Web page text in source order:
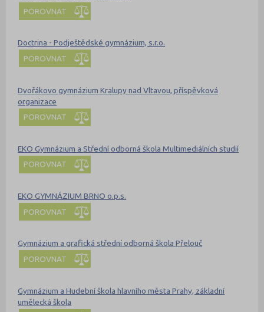
POROVNAT
Doctrina - Podještědské gymnázium, s.r.o.
POROVNAT
Dvořákovo gymnázium Kralupy nad Vltavou, příspěvková
organizace
POROVNAT
EKO Gymnázium a Střední odborná škola Multimediálních studií
POROVNAT
EKO GYMNÁZIUM BRNO o.p.s.
POROVNAT
Gymnázium a grafická střední odborná škola Přelouč
POROVNAT
Gymnázium a Hudební škola hlavního města Prahy, základní
umělecká škola